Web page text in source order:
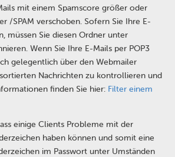
mit einem Spamscore größer oder
/SPAM verschoben. Sofern Sie Ihre E-
müssen Sie diesen Ordner unter
Wenn Sie Ihre E-Mails per POP3
gelegentlich über den Webmailer
Nachrichten zu kontrollieren und
finden Sie hier: Filter einem
einige Clients Probleme mit der
haben können und somit eine
im Passwort unter Umständen